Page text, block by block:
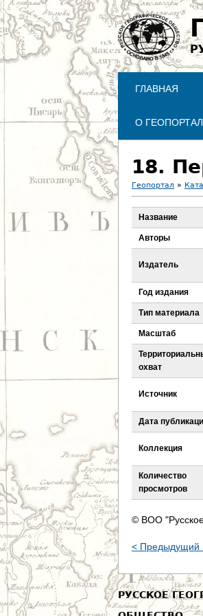
ГЛАВНАЯ
О
18.
В
ы
д
е
с
ь
Геопортал »
Название
Авторы
Издатель
Год издания
Тип материала
Масштаб
охват
Источник
Дата
Коллекция
Количество
просмотров
© ВОО
< Предыдущий
РУССКОЕ